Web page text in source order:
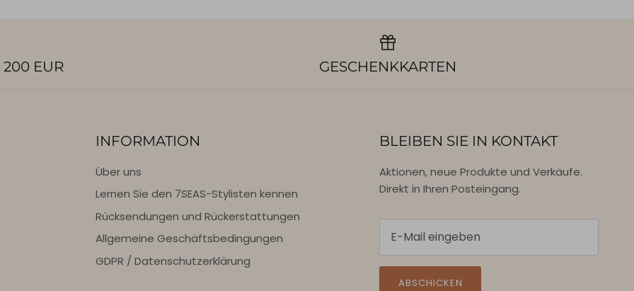
200 EUR GESCHENKKARTEN
INFORMATION
Über uns
Lernen Sie den 7SEAS-Stylisten kennen
Rücksendungen und Rückerstattungen
Allgemeine Geschäftsbedingungen
GDPR / Datenschutzerklärung
BLEIBEN SIE IN KONTAKT
Aktionen, neue Produkte und Verkäufe.
Direkt in Ihren Posteingang.
ABSCHICKEN